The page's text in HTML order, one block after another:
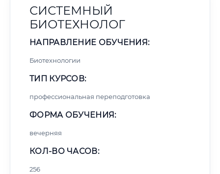
СИСТЕМНЫЙ
БИОТЕХНОЛОГ
НАПРАВЛЕНИЕ ОБУЧЕНИЯ:
Биотехнологии
ТИП КУРСОВ:
профессиональная переподготовка
ФОРМА ОБУЧЕНИЯ:
вечерняя
КОЛ-ВО ЧАСОВ:
256